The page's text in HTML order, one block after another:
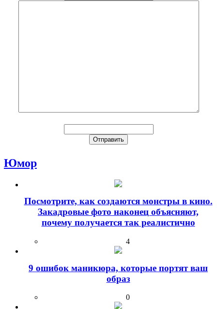
Юмор
Посмотрите, как создаются монстры в кино.
Закадровые фото наконец объясняют,
почему получается так реалистично
4
9 ошибок маникюра, которые портят ваш
образ
0